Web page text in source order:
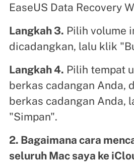
EaseUS Data Recovery
Langkah 3. Pilih volume
dicadangkan, lalu klik
Langkah 4. Pilih tempat
berkas cadangan Anda,
berkas cadangan Anda,
"Simpan".
2. Bagaimana cara
seluruh Mac saya ke